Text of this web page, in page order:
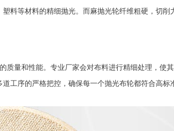
料等材料的精细抛光。而麻抛光轮纤维粗硬，切
质量和性能。专业厂家会对布料进行精细处理，使
工序的严格把控，确保每一个抛光布轮都符合高标